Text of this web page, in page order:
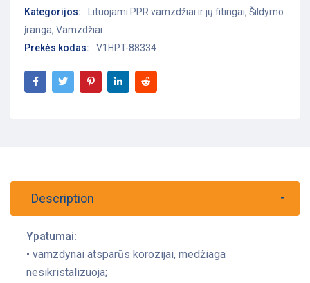
Kategorijos: Lituojami PPR vamzdžiai ir jų fitingai, Šildymo
įranga, Vamzdžiai
Prekės kodas:
V1HPT-88334
Description
Ypatumai:
• vamzdynai atsparūs korozijai, medžiaga
nesikristalizuoja;